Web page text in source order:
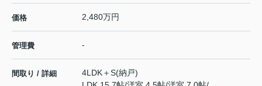
価格 2,480万円
管理費 -
間取り / 詳細
4LDK＋S(納戸)